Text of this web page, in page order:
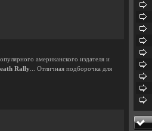
американского издателя и
Rally ... Отличная подборочка для